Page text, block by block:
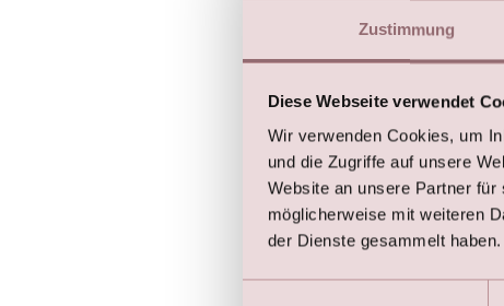
Zustimmung
Diese Webseite verwendet
Wir verwenden Cookies, um
und die Zugriffe auf unsere
Website an unsere Partner
möglicherweise mit weiteren
der Dienste gesammelt haben.
Hochzeiten
im großen
dass Sie